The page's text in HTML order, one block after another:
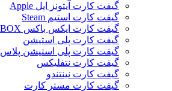
گیفت کارت آیتونز اپل Apple
گیفت کارت استیم Steam
گیفت کارت ایکس باکس XBOX
گیفت کارت پلی استیشن
گیفت کارت پلی استیشن پلاس
گیفت کارت نتفلیکس
گیفت کارت نینتندو
گیفت کارت مستر کارت